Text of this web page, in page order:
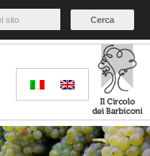
Cerca